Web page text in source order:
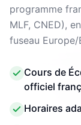
programme
MLF, CNED),
fuseau Europe/
Cours de
officiel
Horaires